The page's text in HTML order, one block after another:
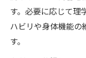
す。必要に応じて理
ハビリや身体機能の
す。